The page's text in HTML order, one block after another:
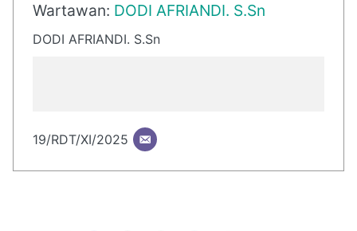
Wartawan: DODI AFRIANDI. S.Sn
DODI AFRIANDI. S.Sn
19/RDT/XI/2025